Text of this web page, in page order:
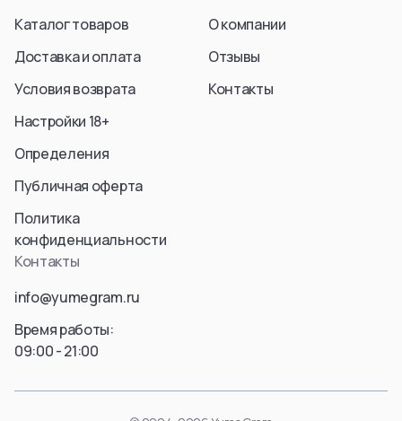
Каталог товаров
Доставка и оплата
Условия возврата
Настройки 18+
Определения
Публичная оферта
Политика
конфиденциальности
О компании
Отзывы
Контакты
Контакты
info@yumegram.ru
Время работы:
09:00 - 21:00